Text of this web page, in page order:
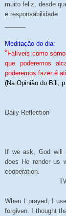
muito feliz, desde
e responsabilidade.
Meditação do dia:
“Falíveis como
que poderemos
poderemos fazer é
(Na Opinião do Bill,
Daily Reflection
If we ask, God will
does He render us
cooperation.
When I prayed, I
forgiven. I thought